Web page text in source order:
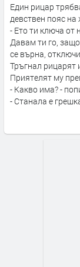
Един рицар
девствен пояс
- Ето ти ключа от
Давам ти го,
се върна,
Тръгнал рицарят
Приятелят му
- Какво има? -
- Станала е